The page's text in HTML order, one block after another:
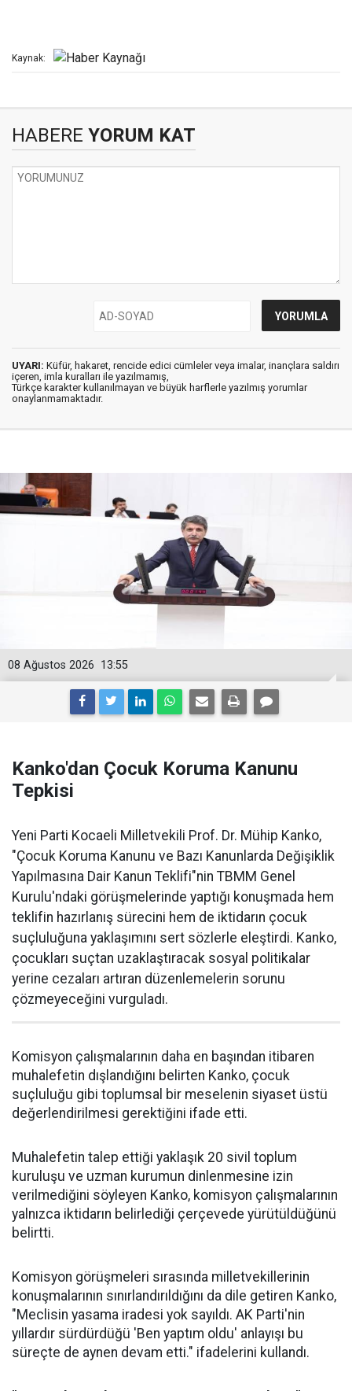
Kaynak:
HABERE YORUM KAT
UYARI: Küfür, hakaret, rencide edici cümleler veya imalar, inançlara saldırı
içeren, imla kuralları ile yazılmamış,
Türkçe karakter kullanılmayan ve büyük harflerle yazılmış yorumlar
onaylanmamaktadır.
13:55
08 Ağustos 2026
Kanko'dan Çocuk Koruma Kanunu
Tepkisi
Yeni Parti Kocaeli Milletvekili Prof. Dr. Mühip Kanko,
"Çocuk Koruma Kanunu ve Bazı Kanunlarda Değişiklik
Yapılmasına Dair Kanun Teklifi"nin TBMM Genel
Kurulu'ndaki görüşmelerinde yaptığı konuşmada hem
teklifin hazırlanış sürecini hem de iktidarın çocuk
suçluluğuna yaklaşımını sert sözlerle eleştirdi. Kanko,
çocukları suçtan uzaklaştıracak sosyal politikalar
yerine cezaları artıran düzenlemelerin sorunu
çözmeyeceğini vurguladı.
Komisyon çalışmalarının daha en başından itibaren
muhalefetin dışlandığını belirten Kanko, çocuk
suçluluğu gibi toplumsal bir meselenin siyaset üstü
değerlendirilmesi gerektiğini ifade etti.
Muhalefetin talep ettiği yaklaşık 20 sivil toplum
kuruluşu ve uzman kurumun dinlenmesine izin
verilmediğini söyleyen Kanko, komisyon çalışmalarının
yalnızca iktidarın belirlediği çerçevede yürütüldüğünü
belirtti.
Komisyon görüşmeleri sırasında milletvekillerinin
konuşmalarının sınırlandırıldığını da dile getiren Kanko,
"Meclisin yasama iradesi yok sayıldı. AK Parti'nin
yıllardır sürdürdüğü 'Ben yaptım oldu' anlayışı bu
süreçte de aynen devam etti." ifadelerini kullandı.